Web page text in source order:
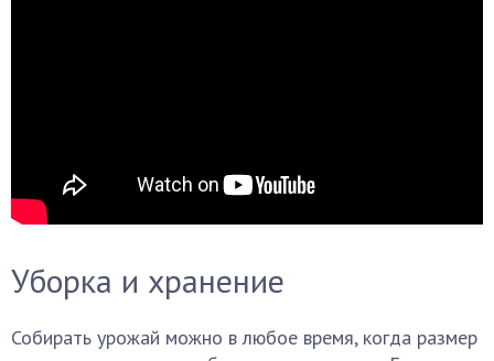
Уборка и хранение
Собирать урожай можно в любое время, когда размер